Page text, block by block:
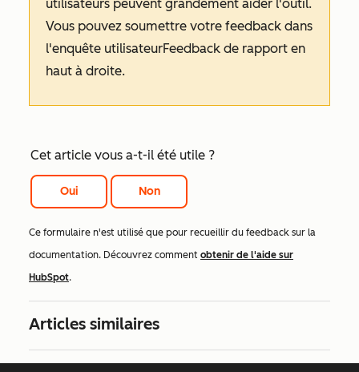
utilisateurs peuvent grandement aider l'outil.
Vous pouvez soumettre votre feedback dans
l'enquête utilisateurFeedback de rapport en
haut à droite.
Cet article vous a-t-il été utile ?
Oui Non
Ce formulaire n'est utilisé que pour recueillir du feedback sur la
documentation. Découvrez comment obtenir de l'aide sur
HubSpot.
Articles similaires